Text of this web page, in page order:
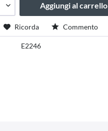
Aggiungi al carrello
Ricorda Commento
E2246